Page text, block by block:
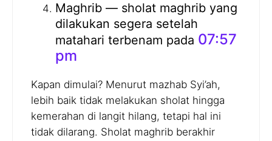
Maghrib — sholat maghrib yang
dilakukan segera setelah
matahari terbenam pada 07:57
pm
Kapan dimulai? Menurut mazhab Syi’ah,
lebih baik tidak melakukan sholat hingga
kemerahan di langit hilang, tetapi hal ini
tidak dilarang. Sholat maghrib berakhir